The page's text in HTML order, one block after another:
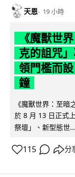
天恩 19 小時
《魔獸世
克的詛咒
領門檻而
鐘
《魔獸世界：至
於 8 月 13 日正式
祭壇」、新型態世...
115 分